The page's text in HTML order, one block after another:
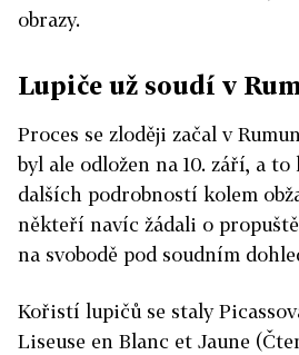
obrazy.
Lupiče už soudí v
Proces se zloději začal v
byl ale odložen na 10. září, a
dalších podrobností kolem
někteří navíc žádali o
na svobodě pod soudním
Kořistí lupičů se staly
Liseuse en Blanc et Jaune